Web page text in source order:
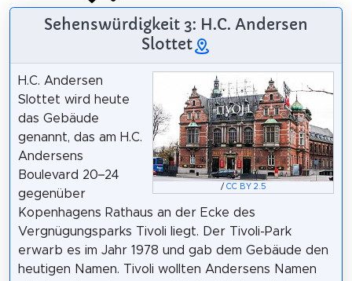
Sehenswürdigkeit 3: H.C. Andersen
Slottet
/ CC BY 2.5
H.C. Andersen
Slottet wird heute
das Gebäude
genannt, das am H.C.
Andersens
Boulevard 20–24
gegenüber
Kopenhagens Rathaus an der Ecke des
Vergnügungsparks Tivoli liegt. Der Tivoli-Park
erwarb es im Jahr 1978 und gab dem Gebäude den
heutigen Namen. Tivoli wollten Andersens Namen